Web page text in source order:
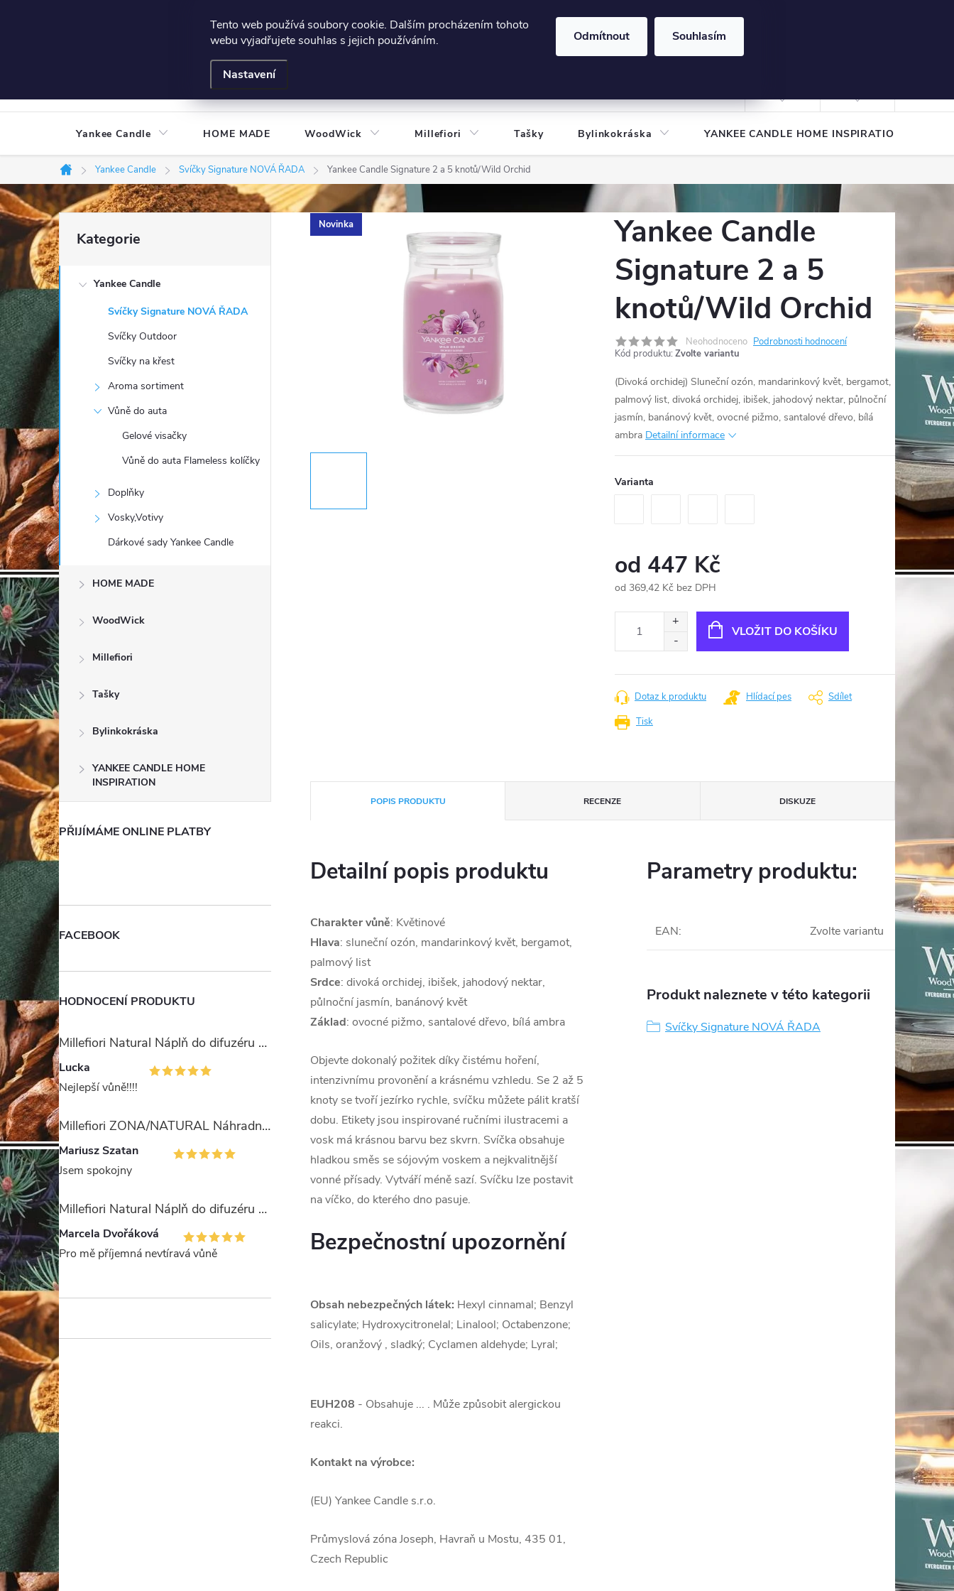
Tento web používá soubory cookie. Dalším procházením tohoto
webu vyjadřujete souhlas s jejich používáním.
Nastavení
Odmítnout Souhlasím
606124443
Podmínky e-shopu Podmínky ochrany osobních údajů
Yankee Candle HOME MADE WoodWick Millefiori Tašky Bylinkokráska YANKEE CANDLE HOME INSPIRATION
Domů
Yankee Candle Svíčky Signature NOVÁ ŘADA Yankee Candle Signature 2 a 5 knotů/Wild Orchid
P
o
s
r
a
n
n
í
p
a
n
e
l
kategorie
Kategorie
Yankee Candle
Svíčky Signature NOVÁ ŘADA
Svíčky Outdoor
Svíčky na křest
Aroma sortiment
Vůně do auta
Gelové visačky
Vůně do auta Flameless kolíčky
Doplňky
Vosky,Votivy
Dárkové sady Yankee Candle
HOME MADE
WoodWick
Millefiori
Tašky
Bylinkokráska
YANKEE CANDLE HOME
INSPIRATION
PŘIJÍMÁME ONLINE PLATBY
FACEBOOK
HODNOCENÍ PRODUKTU
Millefiori Natural Náplň do difuzéru 250ml/Ambra & Rosa
Lucka
Nejlepší vůně!!!!
Millefiori ZONA/NATURAL Náhradní stébla pro difuzér 100ml
Mariusz Szatan
Jsem spokojny
Millefiori Natural Náplň do difuzéru 250ml/Legni e Fiori ďArancio
Marcela Dvořáková
Pro mě příjemná nevtíravá vůně
Novinka
Yankee Candle
Signature 2 a 5
knotů/Wild Orchid
Neohodnoceno Podrobnosti hodnocení
Kód produktu: Zvolte variantu
(Divoká orchidej) Sluneční ozón, mandarinkový květ, bergamot,
palmový list, divoká orchidej, ibišek, jahodový nektar, půlnoční
jasmín, banánový květ, ovocné pižmo, santalové dřevo, bílá
ambra Detailní informace
Varianta
od 447 Kč
od 369,42 Kč bez DPH
VLOŽIT DO KOŠÍKU
Tisk
Dotaz k produktu Hlídací pes Sdílet
POPIS PRODUKTU RECENZE DISKUZE
Detailní popis produktu
Charakter vůně: Květinové
Hlava: sluneční ozón, mandarinkový květ, bergamot,
palmový list
Srdce: divoká orchidej, ibišek, jahodový nektar,
půlnoční jasmín, banánový květ
Základ: ovocné pižmo, santalové dřevo, bílá ambra
Objevte dokonalý požitek díky čistému hoření,
intenzivnímu provonění a krásnému vzhledu. Se 2 až 5
knoty se tvoří jezírko rychle, svíčku můžete pálit kratší
dobu. Etikety jsou inspirované ručními ilustracemi a
vosk má krásnou barvu bez skvrn. Svíčka obsahuje
hladkou směs se sójovým voskem a nejkvalitnější
vonné přísady. Vytváří méně sazí. Svíčku lze postavit
na víčko, do kterého dno pasuje.
Bezpečnostní upozornění
Obsah nebezpečných látek: Hexyl cinnamal; Benzyl
salicylate; Hydroxycitronelal; Linalool; Octabenzone;
Oils, oranžový , sladký; Cyclamen aldehyde; Lyral;
EUH208 - Obsahuje ... . Může způsobit alergickou
reakci.
Kontakt na výrobce:
(EU) Yankee Candle s.r.o.
Průmyslová zóna Joseph, Havraň u Mostu, 435 01,
Czech Republic
Parametry produktu:
EAN: Zvolte variantu
Produkt naleznete v této kategorii
Svíčky Signature NOVÁ ŘADA